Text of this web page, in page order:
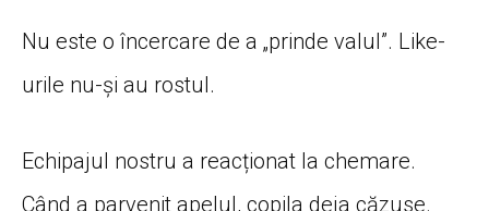
Nu este o încercare de a „prinde valul”. Like-
urile nu-și au rostul.
Echipajul nostru a reacționat la chemare.
Când a parvenit apelul, copila deja căzuse.